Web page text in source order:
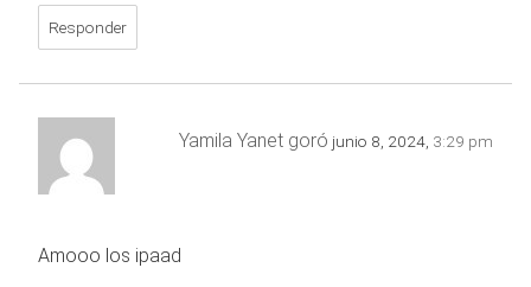
Responder
Yamila Yanet goró junio 8, 2024, 3:29 pm
Amooo los ipaad